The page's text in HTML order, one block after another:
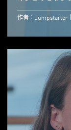
作者：Jumpstarter